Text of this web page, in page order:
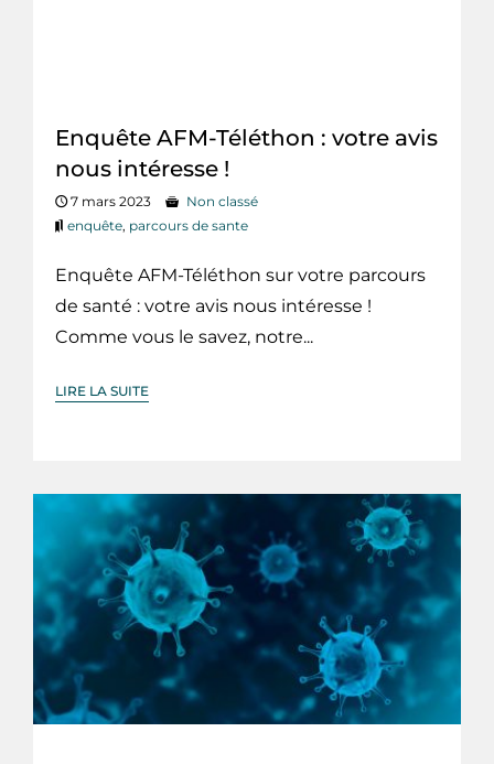
Enquête AFM-Téléthon : votre avis
nous intéresse !
7 mars 2023
Non classé
enquête, parcours de sante
Enquête AFM-Téléthon sur votre parcours
de santé : votre avis nous intéresse !
Comme vous le savez, notre...
LIRE LA SUITE